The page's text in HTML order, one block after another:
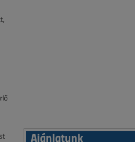
Ajánlatunk